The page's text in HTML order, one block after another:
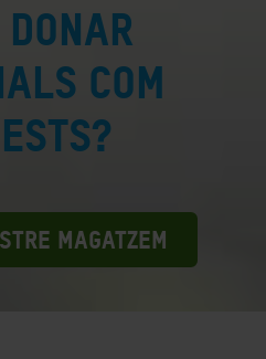
COM
MAGATZEM